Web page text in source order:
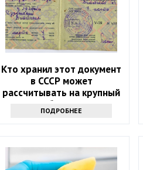
Кто хранил этот документ
в СССР может
рассчитывать на крупный
бонус
ПОДРОБНЕЕ